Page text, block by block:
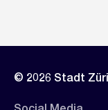
© 2026 Stadt